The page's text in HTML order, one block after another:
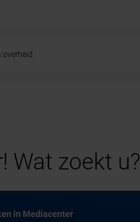
overheid
Wat zoekt u?
in Mediacenter